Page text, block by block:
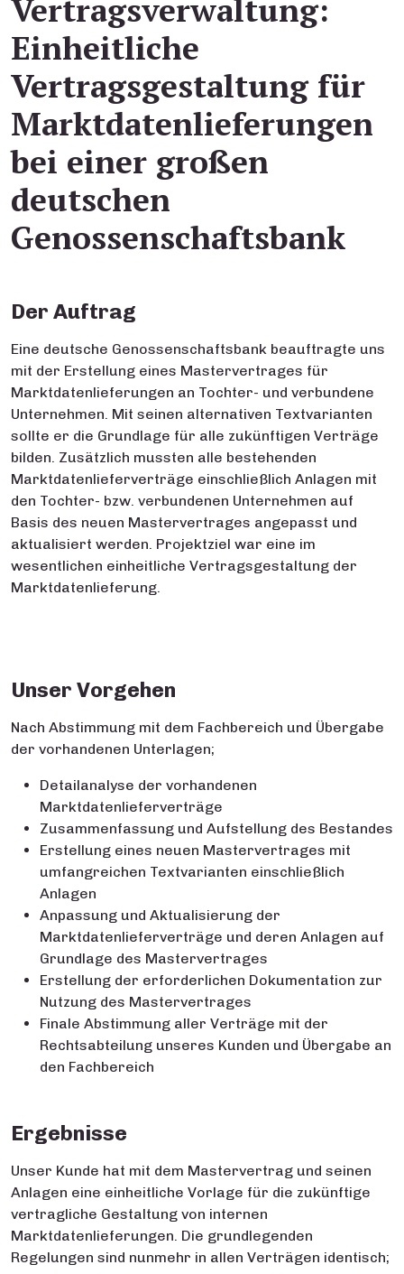
Vertragsverwaltung:
Einheitliche
Vertragsgestaltung für
Marktdatenlieferungen
bei einer großen
deutschen
Genossenschaftsbank
Der Auftrag
Eine deutsche Genossenschaftsbank beauftragte uns
mit der Erstellung eines Mastervertrages für
Marktdatenlieferungen an Tochter- und verbundene
Unternehmen. Mit seinen alternativen Textvarianten
sollte er die Grundlage für alle zukünftigen Verträge
bilden. Zusätzlich mussten alle bestehenden
Marktdatenlieferverträge einschließlich Anlagen mit
den Tochter- bzw. verbundenen Unternehmen auf
Basis des neuen Mastervertrages angepasst und
aktualisiert werden. Projektziel war eine im
wesentlichen einheitliche Vertragsgestaltung der
Marktdatenlieferung.
Unser Vorgehen
Nach Abstimmung mit dem Fachbereich und Übergabe
der vorhandenen Unterlagen;
Detailanalyse der vorhandenen
Marktdatenlieferverträge
Zusammenfassung und Aufstellung des Bestandes
Erstellung eines neuen Mastervertrages mit
umfangreichen Textvarianten einschließlich
Anlagen
Anpassung und Aktualisierung der
Marktdatenlieferverträge und deren Anlagen auf
Grundlage des Mastervertrages
Erstellung der erforderlichen Dokumentation zur
Nutzung des Mastervertrages
Finale Abstimmung aller Verträge mit der
Rechtsabteilung unseres Kunden und Übergabe an
den Fachbereich
Ergebnisse
Unser Kunde hat mit dem Mastervertrag und seinen
Anlagen eine einheitliche Vorlage für die zukünftige
vertragliche Gestaltung von internen
Marktdatenlieferungen. Die grundlegenden
Regelungen sind nunmehr in allen Verträgen identisch;